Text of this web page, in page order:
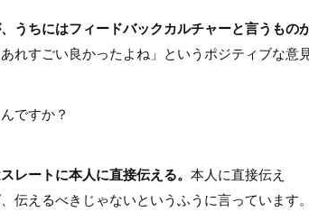
うちにはフィードバックカルチャーと言うもの
れすごい良かったよね」というポジティブな意
ですか？
レートに本人に直接伝える。 本人に直接伝え
伝えるべきじゃないというふうに言っていま